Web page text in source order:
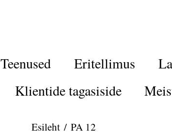
Teenused Eritellimus
Klientide tagasiside
Esileht / PA 12